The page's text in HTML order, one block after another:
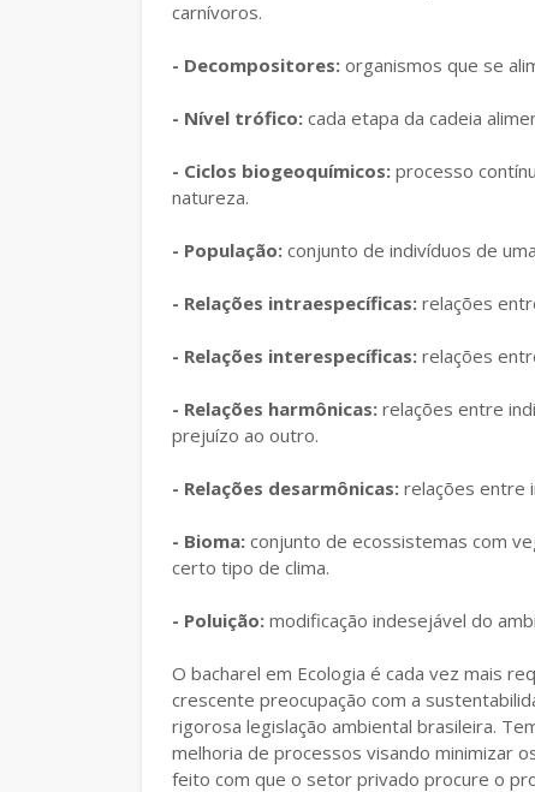
carnívoros.
- Decompositores: organismos que se
- Nível trófico: cada etapa da cadeia
- Ciclos biogeoquímicos: processo
natureza.
- População: conjunto de indivíduos de
- Relações intraespecíficas: relações
- Relações interespecíficas: relações
- Relações harmônicas: relações entre
prejuízo ao outro.
- Relações desarmônicas: relações entre
- Bioma: conjunto de ecossistemas com
certo tipo de clima.
- Poluição: modificação indesejável do
O bacharel em Ecologia é cada vez mais
crescente preocupação com a
rigorosa legislação ambiental brasileira.
melhoria de processos visando minimizar
feito com que o setor privado procure o